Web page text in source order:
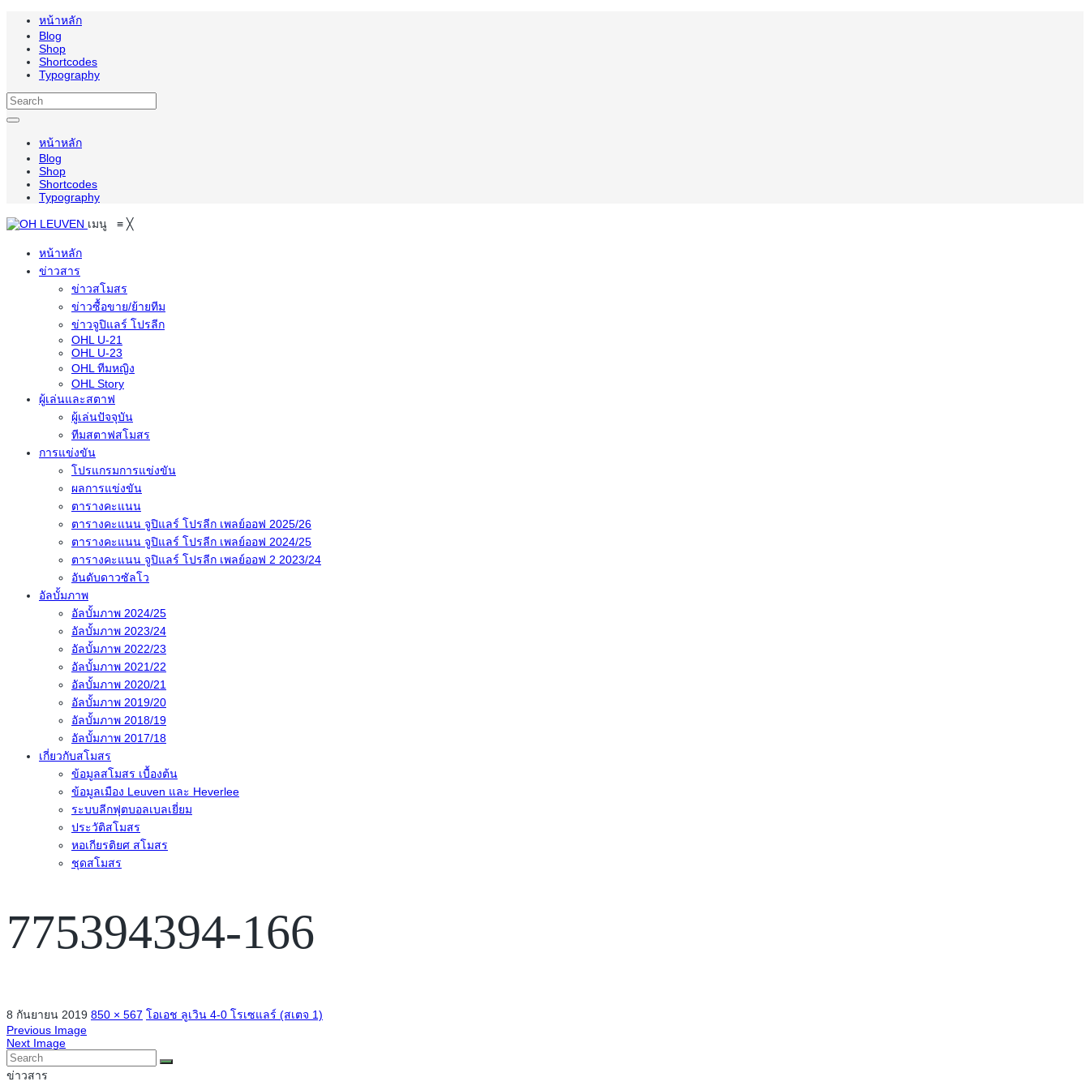
หน้าหลัก
Blog
Shop
Shortcodes
Typography
หน้าหลัก
Blog
Shop
Shortcodes
Typography
เมนู ≡ ╳
หน้าหลัก
ข่าวสาร
ข่าวสโมสร
ข่าวซื้อขาย/ย้ายทีม
ข่าวจูปิแลร์ โปรลีก
OHL U-21
OHL U-23
OHL ทีมหญิง
OHL Story
ผู้เล่นและสตาฟ
ผู้เล่นปัจจุบัน
ทีมสตาฟสโมสร
การแข่งขัน
โปรแกรมการแข่งขัน
ผลการแข่งขัน
ตารางคะแนน
ตารางคะแนน จูปิแลร์ โปรลีก เพลย์ออฟ 2025/26
ตารางคะแนน จูปิแลร์ โปรลีก เพลย์ออฟ 2024/25
ตารางคะแนน จูปิแลร์ โปรลีก เพลย์ออฟ 2 2023/24
อันดับดาวซัลโว
อัลบั้มภาพ
อัลบั้มภาพ 2024/25
อัลบั้มภาพ 2023/24
อัลบั้มภาพ 2022/23
อัลบั้มภาพ 2021/22
อัลบั้มภาพ 2020/21
อัลบั้มภาพ 2019/20
อัลบั้มภาพ 2018/19
อัลบั้มภาพ 2017/18
เกี่ยวกับสโมสร
ข้อมูลสโมสร เบื้องต้น
ข้อมูลเมือง Leuven และ Heverlee
ระบบลีกฟุตบอลเบลเยี่ยม
ประวัติสโมสร
หอเกียรติยศ สโมสร
ชุดสโมสร
775394394-166
8 กันยายน 2019 850 × 567 โอเอช ลูเวิน 4-0 โรเซแลร์ (สเตจ 1)
Previous Image
Next Image
ข่าวสาร